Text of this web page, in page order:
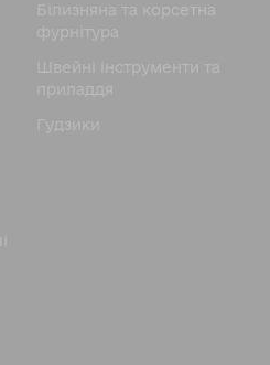
Білизняна та корсетна
фурнітура
Швейні інструменти та
приладдя
Гудзики